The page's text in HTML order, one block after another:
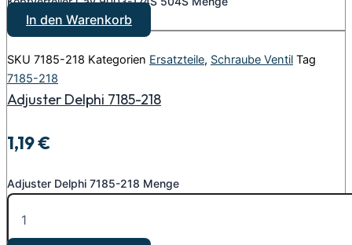
In den Warenkorb
SKU 7185-218 Kategorien Ersatzteile, Schraube Ventil Tag
7185-218
Adjuster Delphi 7185-218
1,19€
Adjuster Delphi 7185-218 Menge